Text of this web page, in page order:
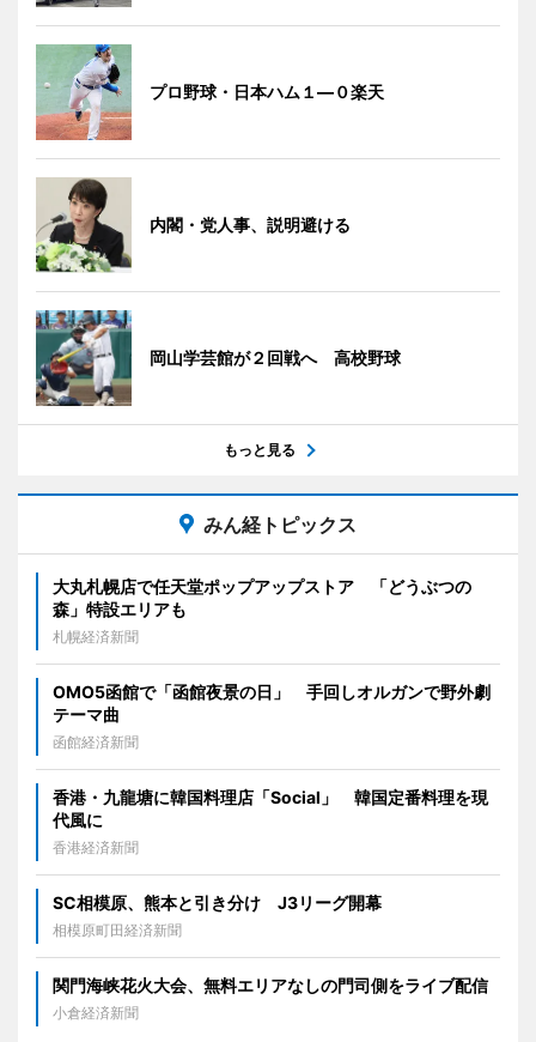
プロ野球・日本ハム１―０楽天
内閣・党人事、説明避ける
岡山学芸館が２回戦へ 高校野球
もっと見る
みん経トピックス
大丸札幌店で任天堂ポップアップストア 「どうぶつの
森」特設エリアも
札幌経済新聞
OMO5函館で「函館夜景の日」 手回しオルガンで野外劇
テーマ曲
函館経済新聞
香港・九龍塘に韓国料理店「Social」 韓国定番料理を現
代風に
香港経済新聞
SC相模原、熊本と引き分け J3リーグ開幕
相模原町田経済新聞
関門海峡花火大会、無料エリアなしの門司側をライブ配信
小倉経済新聞